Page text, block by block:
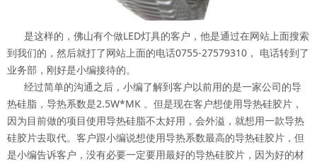
是这样的，佛山有个做LED灯具的客户，他是通过在网站上面搜索
到我们的，然后就打了网站上面的电话0755-27579310， 电话转到了
业务部，刚好是小编接待的。
经过简单的沟通之后，小编了解到客户以前用的是一家公司的导
热硅脂，导热系数是2.5W*MK 。但是现在客户想使用导热硅胶片，
因为目前做的项目使用导热硅脂不太好用，会外溢，就想用一款导热
硅胶片去取代。客户跟小编说想使用导热系数最高的导热硅胶片，但
是小编告诉客户，没有必要一定要用最好的导热硅胶片，因为好的材